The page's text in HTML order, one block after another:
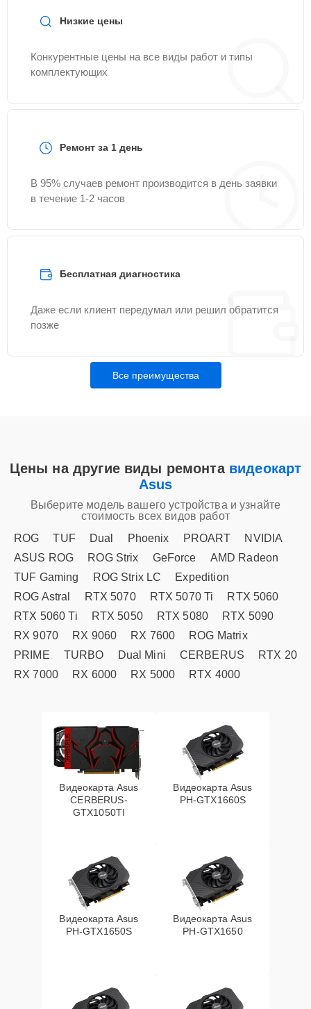
Низкие цены
Конкурентные цены на все виды работ и типы
комплектующих
Ремонт за 1 день
В 95% случаев ремонт производится в день заявки
в течение 1-2 часов
Бесплатная диагностика
Даже если клиент передумал или решил обратится
позже
Все преимущества
Цены на другие виды ремонта видеокарт
Asus
Выберите модель вашего устройства и узнайте
стоимость всех видов работ
ROG
TUF Dual Phoenix PROART
NVIDIA
ASUS ROG
ROG Strix GeForce
AMD Radeon
TUF Gaming
ROG Strix LC
Expedition
ROG Astral
RTX 5070 RTX 5070 Ti
RTX 5060
RTX 5060 Ti
RTX 5050 RTX 5080
RTX 5090
RX 9070
RX 9060 RX 7600
ROG Matrix
PRIME
TURBO Dual Mini CERBERUS
RTX 20
RX 7000
RX 6000 RX 5000 RTX 4000
Видеокарта Asus
CERBERUS-
GTX1050TI
Видеокарта Asus
PH-GTX1660S
Видеокарта Asus
PH-GTX1650S
Видеокарта Asus
PH-GTX1650